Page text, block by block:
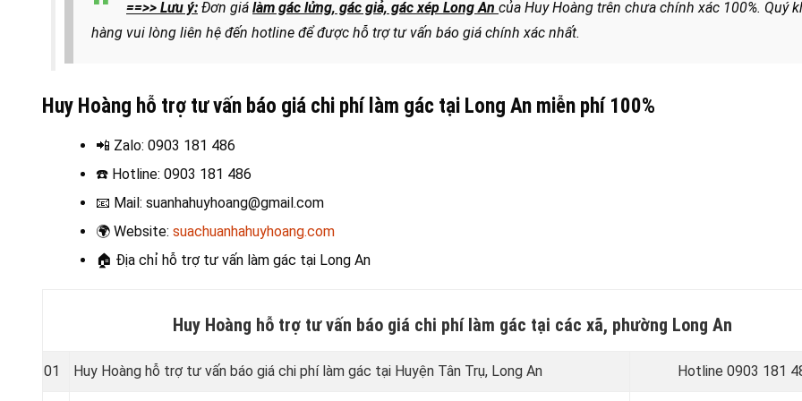
==>> Lưu ý: Đơn giá làm gác lửng, gác giả, gác xép Long An của Huy Hoàng trên chưa chính xác 100%. Quý
hàng vui lòng liên hệ đến hotline để được hỗ trợ tư vấn báo giá chính xác nhất.
Huy Hoàng hỗ trợ tư vấn báo giá chi phí làm gác tại Long An miễn phí 100%
📲 Zalo: 0903 181 486
☎️ Hotline: 0903 181 486
📧 Mail: suanhahuyhoang@gmail.com
🌍 Website: suachuanhahuyhoang.com
🏠 Địa chỉ hỗ trợ tư vấn làm gác tại Long An
Huy Hoàng hỗ trợ tư vấn báo giá chi phí làm gác tại các xã, phường Long An
01 Huy Hoàng hỗ trợ tư vấn báo giá chi phí làm gác tại Huyện Tân Trụ, Long An Hotline 0903 181